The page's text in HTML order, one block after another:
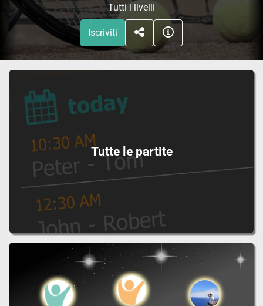
Tutti i livelli
Iscriviti
Tutte le partite